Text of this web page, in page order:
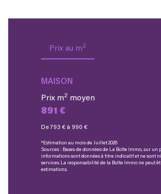
Prix au m2
MAISON
Prix m2 moyen
891 €
De 793 € à 990 €
*Estimation au mois de Juillet 2026
Sources : Bases de données de La Boîte Immo, sur
informations sont données à titre indicatif et ne sont
services. La responsabilité de la Boîte Immo ne peut
estimations.